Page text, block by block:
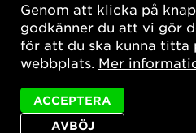
What Matter_s
Integritetspolicy
Genom att klicka på
godkänner du att vi gör
för att du ska kunna titta
webbplats. Mer
AVBÖJ
ACCEPTERA